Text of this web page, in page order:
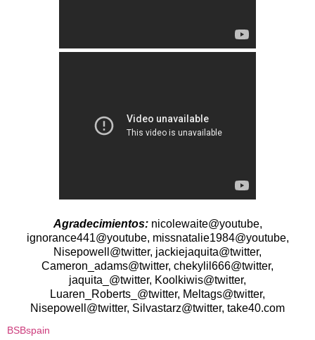
Agradecimientos:nicolewaite@youtube,
ignorance441@youtube, missnatalie1984@youtube,
Nisepowell@twitter, jackiejaquita@twitter,
Cameron_adams@twitter, chekylil666@twitter,
jaquita_@twitter, Koolkiwis@twitter,
Luaren_Roberts_@twitter, Meltags@twitter,
Nisepowell@twitter, Silvastarz@twitter, take40.com
BSBspain